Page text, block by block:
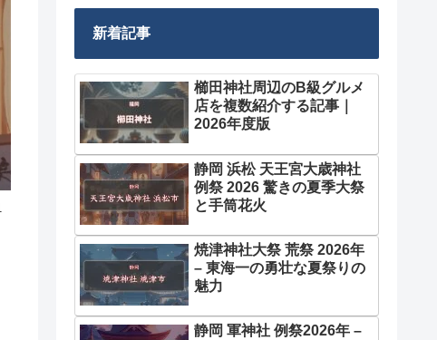
新着記事
櫛田神社周辺のB級グルメ
店を複数紹介する記事｜
2026年度版
静岡 浜松 天王宮大歳神社
例祭 2026 驚きの夏季大祭
と手筒花火
焼津神社大祭 荒祭 2026年
– 東海一の勇壮な夏祭りの
魅力
静岡 軍神社 例祭2026年 –